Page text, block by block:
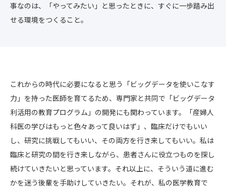
事なのは、「やってみたい」と思ったときに、すぐに一歩踏み出
せる環境をつくること。
これからの時代に必要になると思う「ビッグデータを使いこなす
力」を持った医師を育てるため、専門家と共同で「ビッグデータ
利活用の教育プログラム」の開発にも関わっています。「産婦人
科医の学びはもっと色々あって良いはず」、臨床だけでもいい
し、研究に挑戦してもいい、その両方を行き来してもいい。私は
臨床と研究の間を行き来しながら、患者さんに役立つものを探し
続けていきたいと思っています。それ以上に、そういう道に進む
かを迷う後輩を手助けしていきたい。それが、私の医学教育で